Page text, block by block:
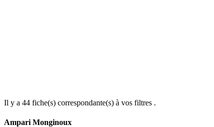
Il y a 44 fiche(s) correspondante(s) à vos filtres .
Ampari Monginoux